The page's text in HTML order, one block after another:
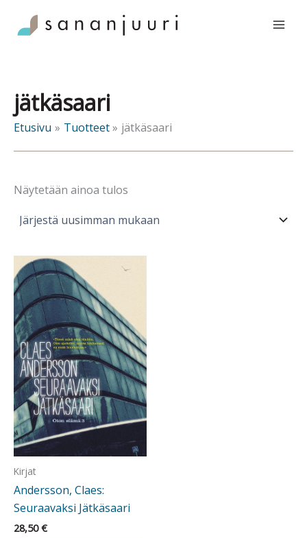
sisältöön
jätkäsaari
Etusivu Tuotteet jätkäsaari
Näytetään ainoa tulos
Kirjat
Andersson, Claes:
Seuraavaksi Jätkäsaari
28,50€